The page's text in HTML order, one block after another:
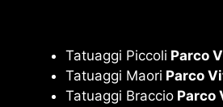
Tatuaggi Piccoli Parco
Tatuaggi Maori Parco
Tatuaggi Braccio Parco